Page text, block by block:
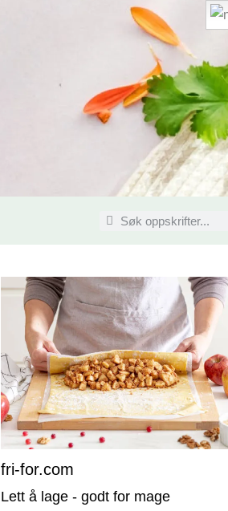
fri-for.com
Lett å lage - godt for mage